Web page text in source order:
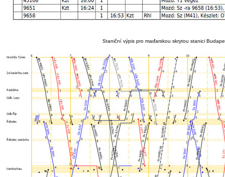
Staniční výpis pro maďarskou skrytou stanici